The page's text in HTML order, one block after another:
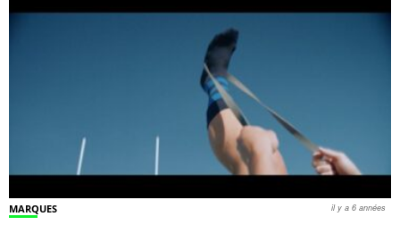
MARQUES il y a 6 années